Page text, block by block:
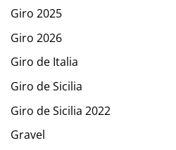
Giro 2025
Giro 2026
Giro de Italia
Giro de Sicilia
Giro de Sicilia 2022
Gravel